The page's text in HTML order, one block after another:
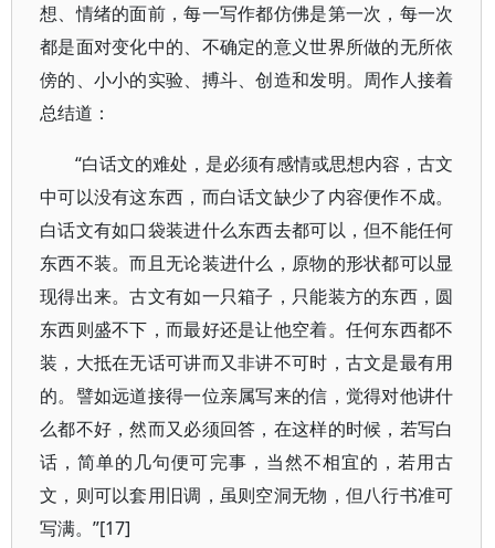
想、情绪的面前，每一写作都仿佛是第一次，每一次
都是面对变化中的、不确定的意义世界所做的无所依
傍的、小小的实验、搏斗、创造和发明。周作人接着
总结道：
“白话文的难处，是必须有感情或思想内容，古文
中可以没有这东西，而白话文缺少了内容便作不成。
白话文有如口袋装进什么东西去都可以，但不能任何
东西不装。而且无论装进什么，原物的形状都可以显
现得出来。古文有如一只箱子，只能装方的东西，圆
东西则盛不下，而最好还是让他空着。任何东西都不
装，大抵在无话可讲而又非讲不可时，古文是最有用
的。譬如远道接得一位亲属写来的信，觉得对他讲什
么都不好，然而又必须回答，在这样的时候，若写白
话，简单的几句便可完事，当然不相宜的，若用古
文，则可以套用旧调，虽则空洞无物，但八行书准可
写满。”[17]